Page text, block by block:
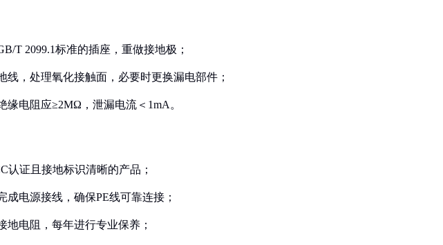
T 2099.1标准的插座，重做接地极；
线，处理氧化接触面，必要时更换漏电部件；
缘电阻应≥2MΩ，泄漏电流＜1mA。
认证且接地标识清晰的产品；
成电源接线，确保PE线可靠连接；
地电阻，每年进行专业保养；